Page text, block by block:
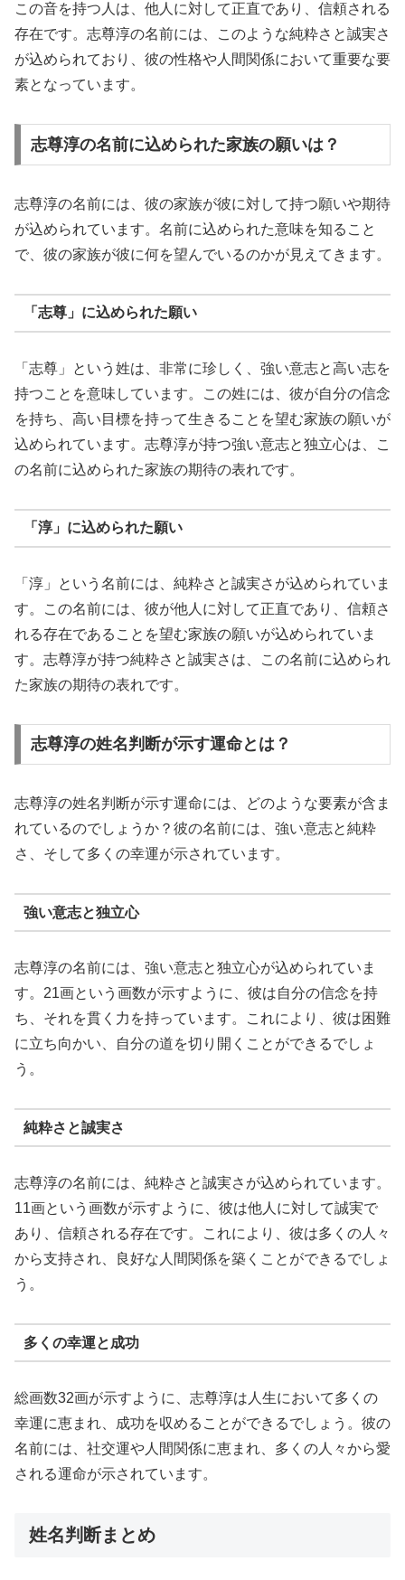
この音を持つ人は、他人に対して正直であり、信頼される
存在です。志尊淳の名前には、このような純粋さと誠実さ
が込められており、彼の性格や人間関係において重要な要
素となっています。
志尊淳の名前に込められた家族の願いは？
志尊淳の名前には、彼の家族が彼に対して持つ願いや期待
が込められています。名前に込められた意味を知ること
で、彼の家族が彼に何を望んでいるのかが見えてきます。
「志尊」に込められた願い
「志尊」という姓は、非常に珍しく、強い意志と高い志を
持つことを意味しています。この姓には、彼が自分の信念
を持ち、高い目標を持って生きることを望む家族の願いが
込められています。志尊淳が持つ強い意志と独立心は、こ
の名前に込められた家族の期待の表れです。
「淳」に込められた願い
「淳」という名前には、純粋さと誠実さが込められていま
す。この名前には、彼が他人に対して正直であり、信頼さ
れる存在であることを望む家族の願いが込められていま
す。志尊淳が持つ純粋さと誠実さは、この名前に込められ
た家族の期待の表れです。
志尊淳の姓名判断が示す運命とは？
志尊淳の姓名判断が示す運命には、どのような要素が含ま
れているのでしょうか？彼の名前には、強い意志と純粋
さ、そして多くの幸運が示されています。
強い意志と独立心
志尊淳の名前には、強い意志と独立心が込められていま
す。21画という画数が示すように、彼は自分の信念を持
ち、それを貫く力を持っています。これにより、彼は困難
に立ち向かい、自分の道を切り開くことができるでしょ
う。
純粋さと誠実さ
志尊淳の名前には、純粋さと誠実さが込められています。
11画という画数が示すように、彼は他人に対して誠実で
あり、信頼される存在です。これにより、彼は多くの人々
から支持され、良好な人間関係を築くことができるでしょ
う。
多くの幸運と成功
総画数32画が示すように、志尊淳は人生において多くの
幸運に恵まれ、成功を収めることができるでしょう。彼の
名前には、社交運や人間関係に恵まれ、多くの人々から愛
される運命が示されています。
姓名判断まとめ